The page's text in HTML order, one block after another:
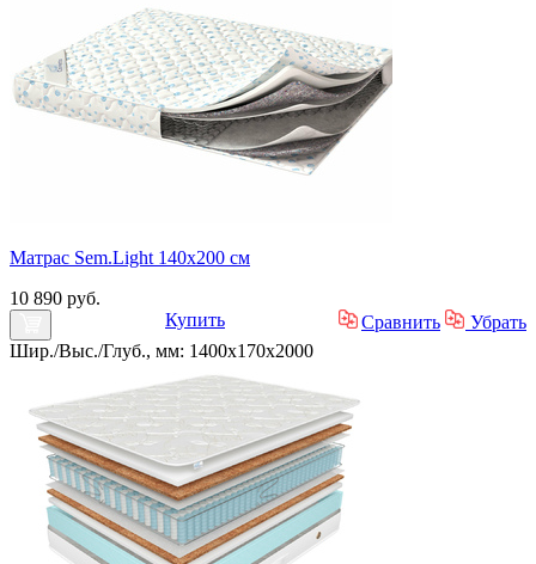
Матрас Sem.Light 140х200 см
10 890 руб.
Купить
Сравнить
Убрать
Шир./Выс./Глуб., мм: 1400x170x2000